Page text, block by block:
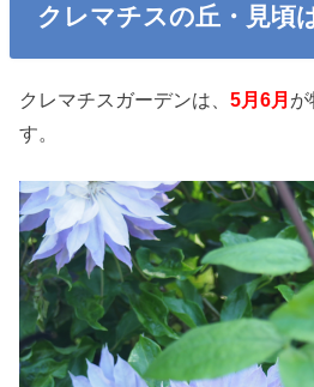
クレマチスの丘・見頃
クレマチスガーデンは、5月6月 が
す。